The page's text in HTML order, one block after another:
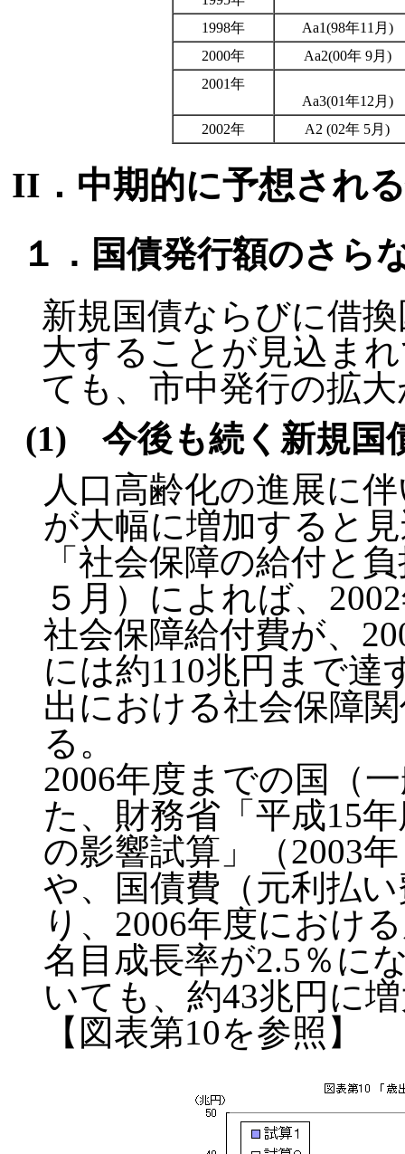
1998年
Aa1(98年11月)
2000年
Aa2(00年 9月)
2001年
Aa3(01年12月)
2002年
A2 (02年 5月)
II．中期的に予想され
１．国債発行額のさら
新規国債ならびに借
大することが見込ま
ても、市中発行の拡
(1) 今後も続く新規国
人口高齢化の進展に
が大幅に増加すると
「社会保障の給付と
５月）によれば、
社会保障給付費が、
には約110兆円まで達
出における社会保障
る。
2006年度までの国（
た、財務省「平成15
の影響試算」（2003
や、国債費（元利払
り、2006年度におけ
名目成長率が2.5％に
いても、約43兆円に
【図表第10を参照】